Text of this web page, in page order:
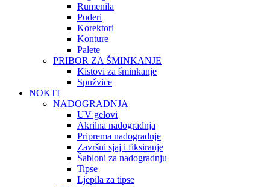
Rumenila
Puderi
Korektori
Konture
Palete
PRIBOR ZA ŠMINKANJE
Kistovi za šminkanje
Spužvice
NOKTI
NADOGRADNJA
UV gelovi
Akrilna nadogradnja
Priprema nadogradnje
Završni sjaj i fiksiranje
Šabloni za nadogradnju
Tipse
Ljepila za tipse